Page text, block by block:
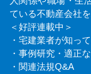
ている不動産会社
＜好評連載中＞
・宅建業者が知っ
・事例研究・適正
・関連法規Q&A